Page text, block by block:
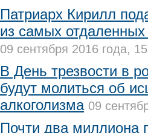
Патриарх Кирилл
из самых
09 сентября 2016 года,
В День трезвости в
будут молиться об
алкоголизма 09
Почти два миллиона